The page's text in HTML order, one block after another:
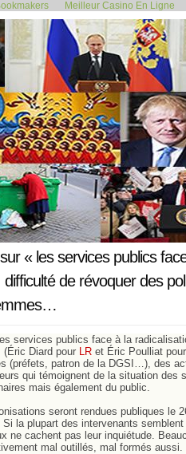
Meilleur Casino En Ligne
parlementaire choc... La France
« les services publics
de révoquer des
services publics face à la
(Éric Diard pour LR et Éric Poulliat pour
(préfets, patron de la DGSI…), des
qui témoignent de la situation des
mais également du public.
seront rendues publiques le
la plupart des intervenants
ne cachent pas leur inquiétude.
mal outillés, mal formés aussi.